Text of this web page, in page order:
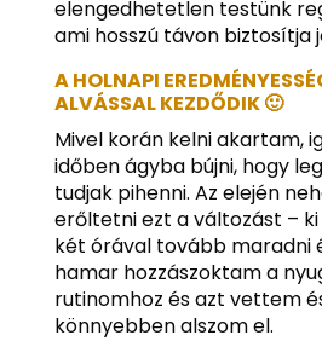
elengedhetetlen testünk
ami hosszú távon biztosítja
A HOLNAPI
ALVÁSSAL KEZDŐDIK 🙂
Mivel korán kelni akartam,
időben ágyba bújni, hogy
tudjak pihenni. Az elején
erőltetni ezt a változást –
két órával tovább maradni
hamar hozzászoktam a
rutinomhoz és azt vettem
könnyebben alszom el.